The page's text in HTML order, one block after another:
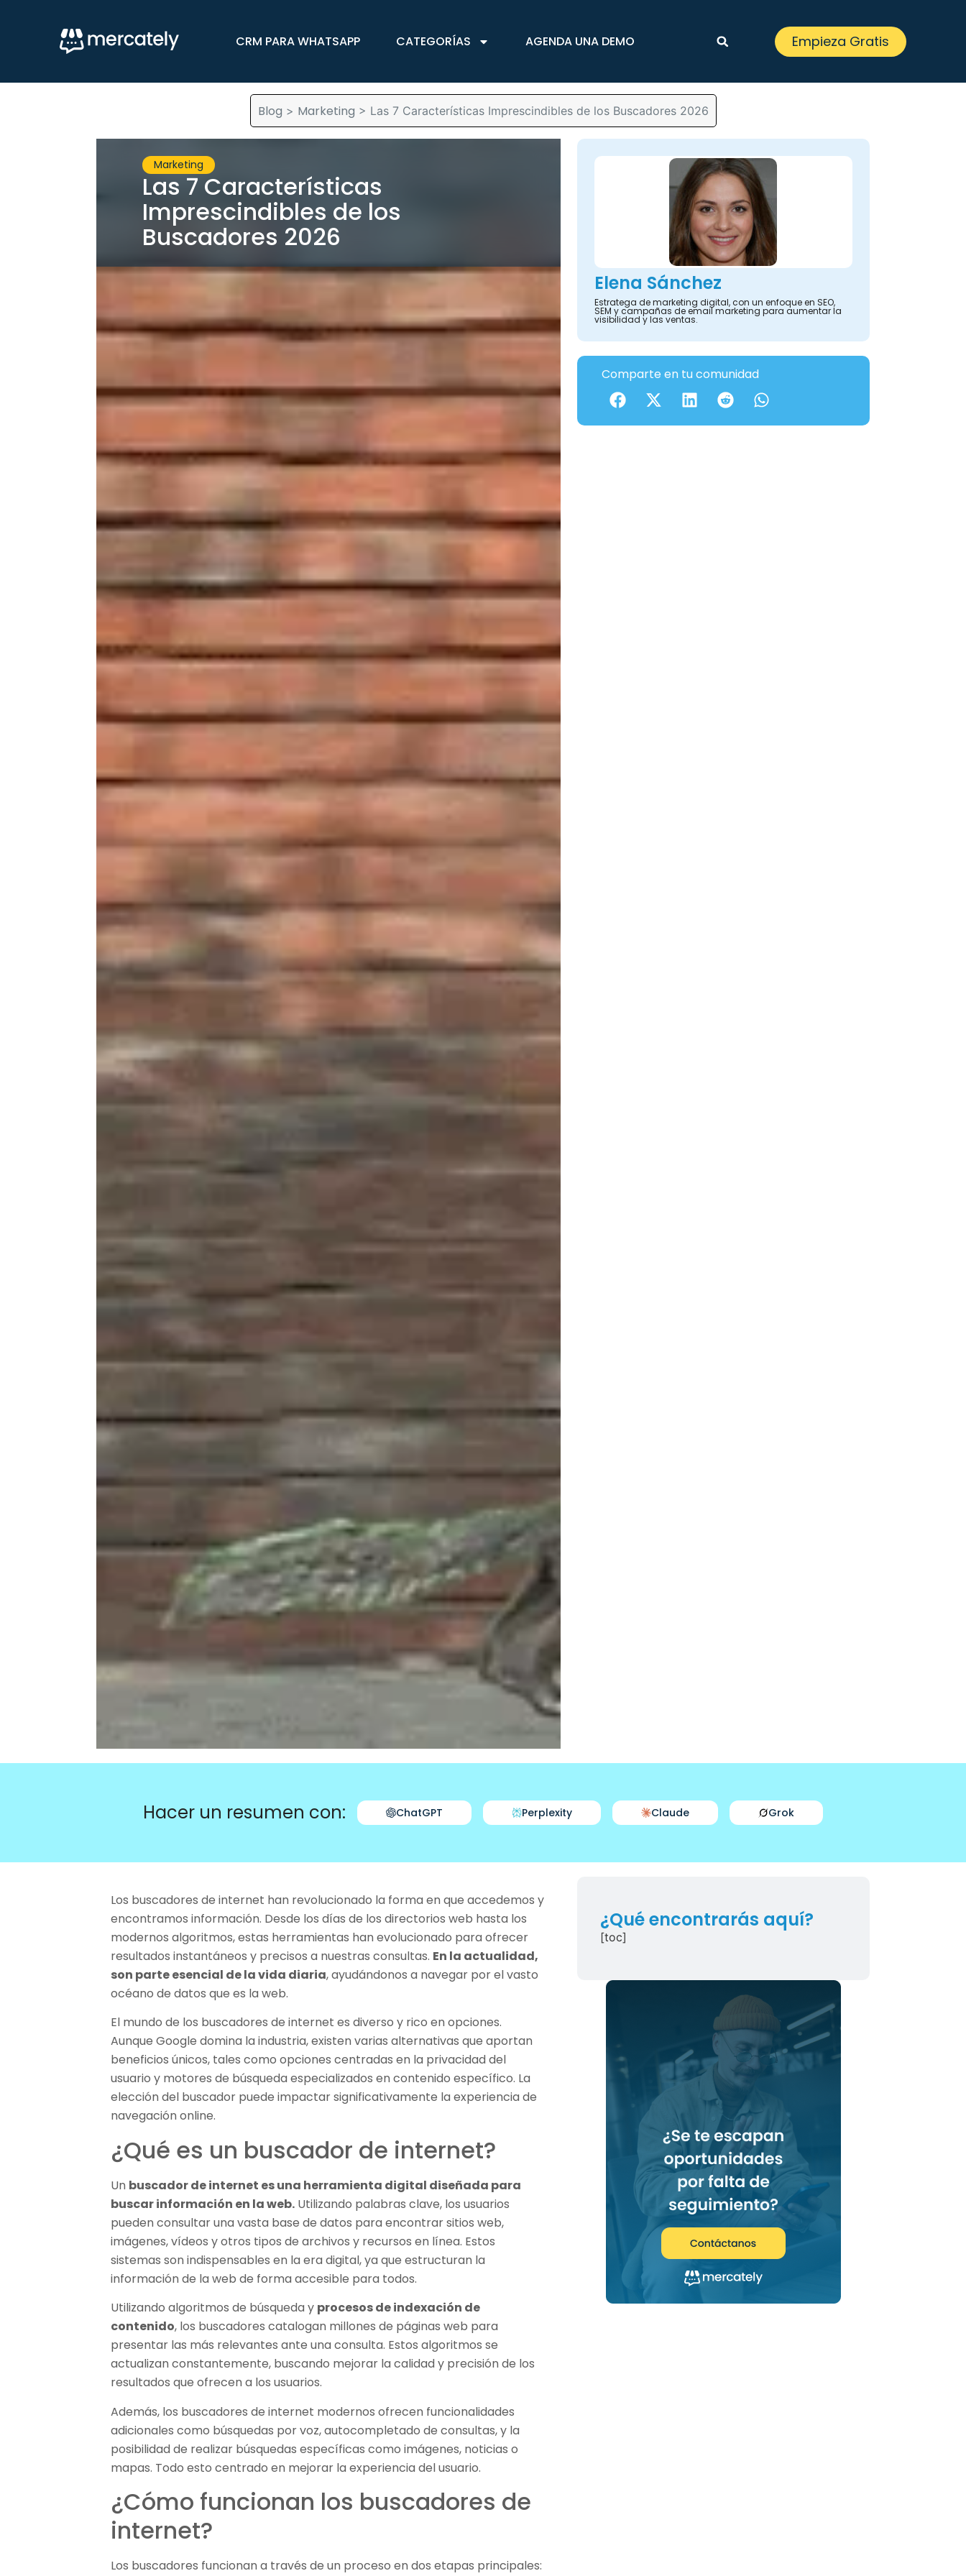
CRM PARA WHATSAPP CATEGORÍAS AGENDA UNA DEMO Empieza Gratis
Blog > Marketing > Las 7 Características Imprescindibles de los Buscadores 2026
Marketing
Las 7 Características
Imprescindibles de los
Buscadores 2026
Elena Sánchez
Estratega de marketing digital, con un enfoque en SEO,
SEM y campañas de email marketing para aumentar la
visibilidad y las ventas.
Comparte en tu comunidad
Hacer un resumen con: ChatGPT Perplexity Claude Grok
Los buscadores de internet han revolucionado la forma en que accedemos y
encontramos información. Desde los días de los directorios web hasta los
modernos algoritmos, estas herramientas han evolucionado para ofrecer
resultados instantáneos y precisos a nuestras consultas. En la actualidad,
son parte esencial de la vida diaria, ayudándonos a navegar por el vasto
océano de datos que es la web.
El mundo de los buscadores de internet es diverso y rico en opciones.
Aunque Google domina la industria, existen varias alternativas que aportan
beneficios únicos, tales como opciones centradas en la privacidad del
usuario y motores de búsqueda especializados en contenido específico. La
elección del buscador puede impactar significativamente la experiencia de
navegación online.
¿Qué es un buscador de internet?
Un buscador de internet es una herramienta digital diseñada para
buscar información en la web. Utilizando palabras clave, los usuarios
pueden consultar una vasta base de datos para encontrar sitios web,
imágenes, vídeos y otros tipos de archivos y recursos en línea. Estos
sistemas son indispensables en la era digital, ya que estructuran la
información de la web de forma accesible para todos.
Utilizando algoritmos de búsqueda y procesos de indexación de
contenido, los buscadores catalogan millones de páginas web para
presentar las más relevantes ante una consulta. Estos algoritmos se
actualizan constantemente, buscando mejorar la calidad y precisión de los
resultados que ofrecen a los usuarios.
Además, los buscadores de internet modernos ofrecen funcionalidades
adicionales como búsquedas por voz, autocompletado de consultas, y la
posibilidad de realizar búsquedas específicas como imágenes, noticias o
mapas. Todo esto centrado en mejorar la experiencia del usuario.
¿Cómo funcionan los buscadores de
internet?
Los buscadores funcionan a través de un proceso en dos etapas principales:
¿Qué encontrarás aquí?
[toc]